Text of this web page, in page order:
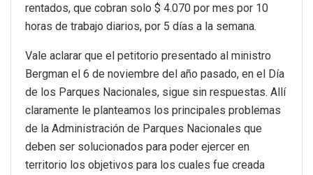
rentados, que cobran solo $ 4.070 por mes por 10
horas de trabajo diarios, por 5 días a la semana.
Vale aclarar que el petitorio presentado al ministro
Bergman el 6 de noviembre del año pasado, en el Día
de los Parques Nacionales, sigue sin respuestas. Allí
claramente le planteamos los principales problemas
de la Administración de Parques Nacionales que
deben ser solucionados para poder ejercer en
territorio los objetivos para los cuales fue creada